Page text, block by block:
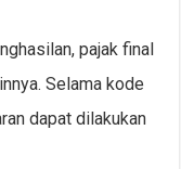
pajak final
Selama kode
dapat dilakukan